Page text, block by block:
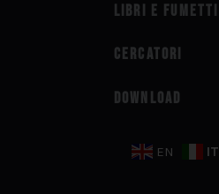
Libri e fumetti
Cercatori
Download
EN IT